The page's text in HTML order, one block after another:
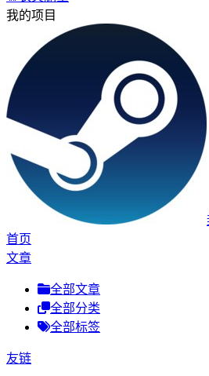
我的项目
首页
文章
全部文章
全部分类
全部标签
友链